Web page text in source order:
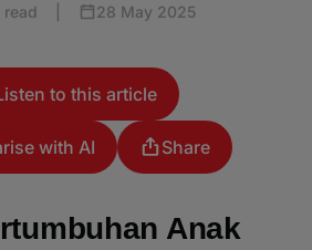
read 28 May 2025
to this article
with AI Share
Anak